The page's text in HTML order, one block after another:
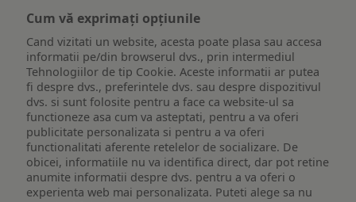
Cum vă exprimați opțiunile
Cand vizitati un website, acesta poate plasa sau accesa
informatii pe/din browserul dvs., prin intermediul
Tehnologiilor de tip Cookie. Aceste informatii ar putea
fi despre dvs., preferintele dvs. sau despre dispozitivul
dvs. si sunt folosite pentru a face ca website-ul sa
functioneze asa cum va asteptati, pentru a va oferi
publicitate personalizata si pentru a va oferi
functionalitati aferente retelelor de socializare. De
obicei, informatiile nu va identifica direct, dar pot retine
anumite informatii despre dvs. pentru a va oferi o
experienta web mai personalizata. Puteti alege sa nu